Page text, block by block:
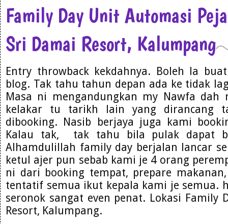
Family Day Unit Automasi
Sri Damai Resort, Kalumpang
Entry throwback kekdahnya. Boleh la
blog. Tak tahu tahun depan ada ke tidak
Masa ni mengandungkan my Nawfa dah
kelakar tu tarikh lain yang dirancang
dibooking. Nasib berjaya juga kami
Kalau tak, tak tahu bila pulak dapat
Alhamdulillah family day berjalan lancar
ketul ajer pun sebab kami je 4 orang
ni dari booking tempat, prepare
tentatif semua ikut kepala kami je semua.
seronok sangat even penat. Lokasi Family
Resort, Kalumpang.